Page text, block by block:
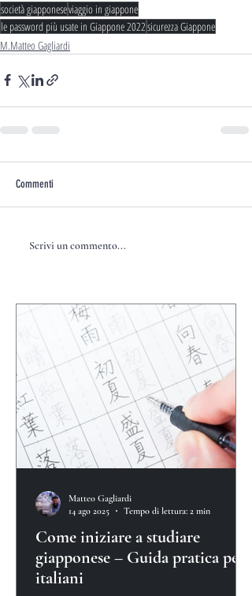
società giapponeseviaggio in giappone
le password più usate in Giappone 2022sicurezza Giappone
M.Matteo Gagliardi
Commenti
Scrivi un commento...
Come iniziare a studiare
giapponese – Guida pratica per
italiani
Matteo Gagliardi
14 ago 2025
Tempo di lettura: 2 min